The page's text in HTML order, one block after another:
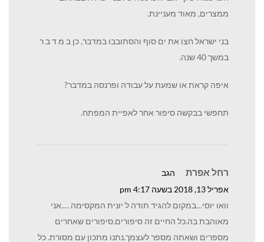
ממצרים, מאוד מעניינת.
בני ישראל חצו את ים סוף והסתובבו במדבר, כן ב מ ד ב ר
במשך 40 שנה.
איפה קראת או שמעת על עבודה ופרנסה במדבר?
תחפשי בבקשה סיפור אחר לאפיית המפתח.
רחל אפרת
הגב
אפריל 13, 2018 בשעה 4:17 pm
וואו יוסי…במקום להגיד תודה ל יונית המקסימה ….אני
מאוהבת בה.כל החיים זה סיפורים.סיפורים שאחרים
מספרים ושאתה מספר לעצמך.נתנו מתכון עם מסורת. כל